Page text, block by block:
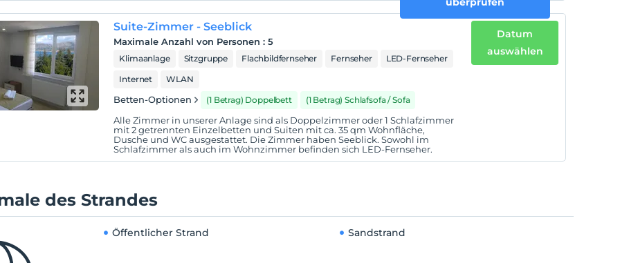
Suite-Zimmer - Seeblick
Maximale Anzahl von Personen :5
Klimaanlage Sitzgruppe Flachbildfernseher Fernseher
LED-Fernseher
Internet
WLAN
Betten-Optionen (1 Betrag) Doppelbett (1 Betrag) Schlafsofa / Sofa
Alle Zimmer in unserer Anlage sind als Doppelzimmer oder 1 Schlafzimmer
mit 2 getrennten Einzelbetten und Suiten mit ca. 35 qm Wohnfläche,
Dusche und WC ausgestattet. Die Zimmer haben Seeblick. Sowohl im
Schlafzimmer als auch im Wohnzimmer befinden sich LED-Fernseher.
Datum
auswählen
des Strandes
Öffentlicher Strand Sandstrand